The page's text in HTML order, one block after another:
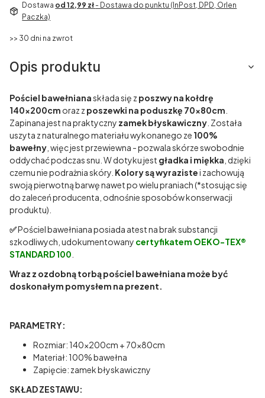
Dostawa od 12,99 zł - Dostawa do punktu (InPost, DPD, Orlen
Paczka)
>> 30 dni na zwrot
Opis produktu
Pościel bawełnianaskłada się z poszwy na kołdrę
140x200cm oraz z poszewki na poduszkę 70x80cm
Zapinana jest na praktyczny zamek błyskawiczny . Została
uszyta z naturalnego materiału wykonanego ze 100%
bawełny , więc jest przewiewna - pozwala skórze swobodnie
oddychać podczas snu. W dotyku jest gładka i miękka , dzięki
czemu nie podrażnia skóry. Kolory są wyrazistei zachowują
swoją pierwotną barwę nawet po wielu praniach (*stosując się
do zaleceń producenta, odnośnie sposobów konserwacji
produktu).
✅Pościel bawełniana posiada atest na brak substancji
szkodliwych, udokumentowany certyfikatem OEKO-TEX®
STANDARD 100
Wraz z ozdobną torbą pościel bawełniana może być
doskonałym pomysłem na prezent.
PARAMETRY:
Rozmiar: 140x200cm + 70x80cm
Materiał: 100% bawełna
Zapięcie: zamek błyskawiczny
SKŁAD ZESTAWU: